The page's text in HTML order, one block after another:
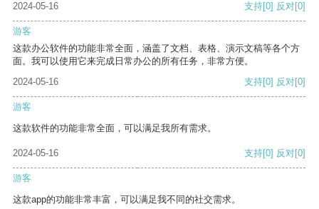
2024-05-16
支持[0] 反对[0]
游客
这款办公软件的功能非常全面，涵盖了文档、表格、演示文稿等各个方
面。我可以使用它来完成日常办公的所有任务，非常方便。
2024-05-16
支持[0] 反对[0]
游客
这款软件的功能非常全面，可以满足我所有需求。
2024-05-16 支持[0] 反对[0]
游客
这款app的功能非常丰富，可以满足我不同的社交需求。